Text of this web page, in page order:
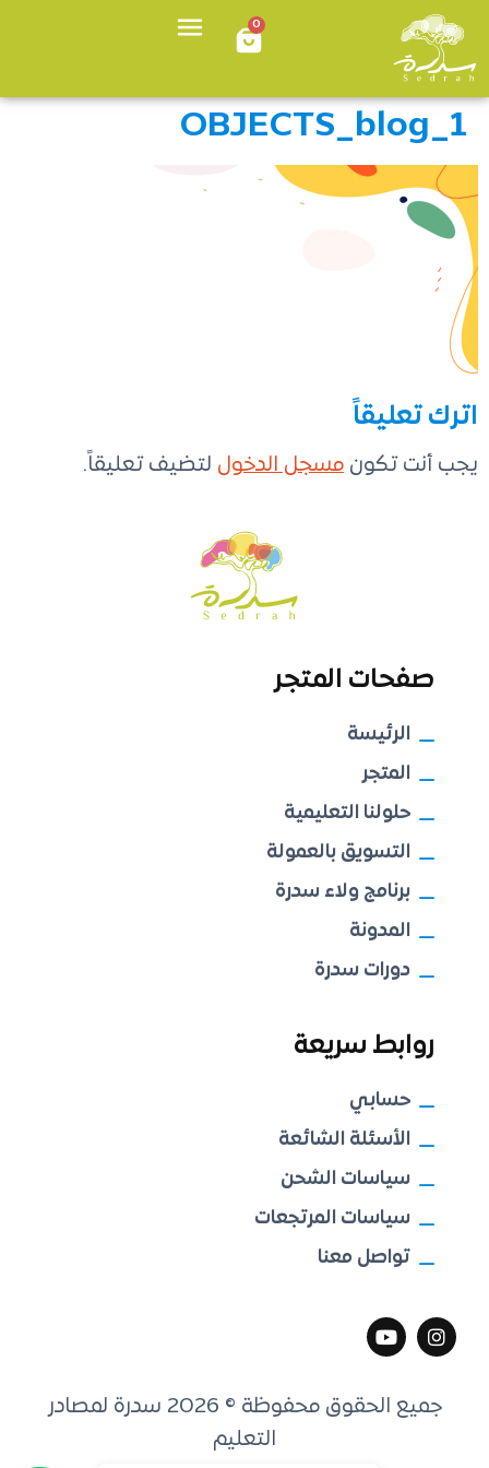
0
OBJECTS_blog_1
اترك تعليقاً
يجب أنت تكون مسجل الدخول لتضيف تعليقاً.
صفحات المتجر
الرئيسة
المتجر
حلولنا التعليمية
التسويق بالعمولة
برنامج ولاء سدرة
المدونة
دورات سدرة
روابط سريعة
حسابي
الأسئلة الشائعة
سياسات الشحن
سياسات المرتجعات
تواصل معنا
جميع الحقوق محفوظة © 2026 سدرة لمصادر
التعليم